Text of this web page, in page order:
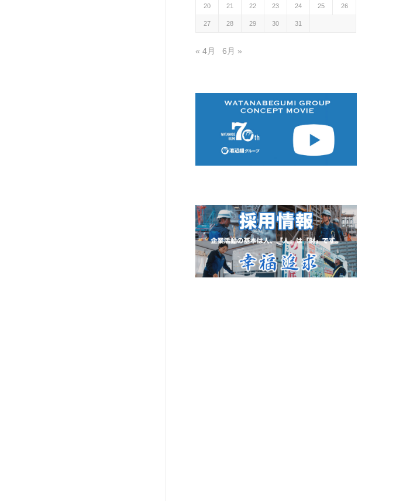
20 21 22 23 24 25 26
27 28 29 30 31
« 4月 6月 »